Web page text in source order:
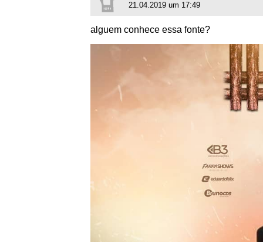
21.04.2019 um 17:49
alguem conhece essa fonte?